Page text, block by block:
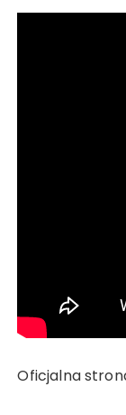
Oficjalna